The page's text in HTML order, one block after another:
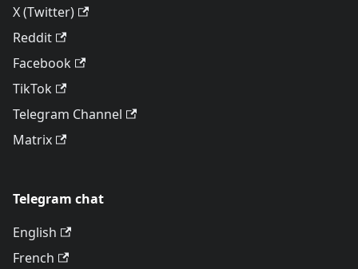
X (Twitter)
Reddit
Facebook
TikTok
Telegram Channel
Matrix
Telegram chat
English
French